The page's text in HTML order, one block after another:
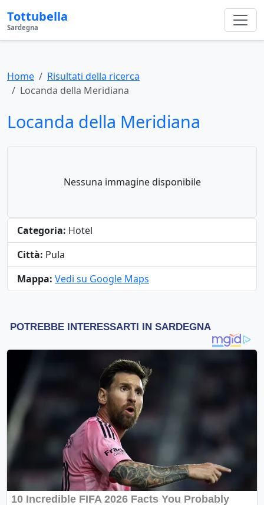
Tottubella
Sardegna
Home
Risultati della ricerca
Locanda della Meridiana
Locanda della Meridiana
Nessuna immagine disponibile
Categoria: Hotel
Città: Pula
Mappa: Vedi su Google Maps